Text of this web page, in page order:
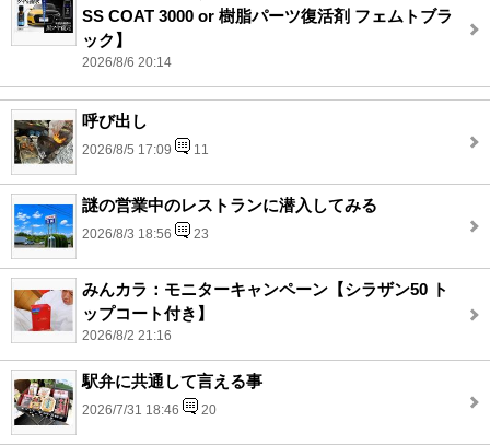
SS COAT 3000 or 樹脂パーツ復活剤 フェムトブラ
ック】
2026/8/6 20:14
呼び出し
2026/8/5 17:09 11
謎の営業中のレストランに潜入してみる
2026/8/3 18:56 23
みんカラ：モニターキャンペーン【シラザン50 ト
ップコート付き】
2026/8/2 21:16
駅弁に共通して言える事
2026/7/31 18:46 20